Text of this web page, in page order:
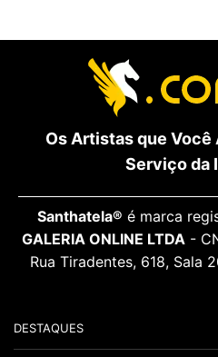
Os Artistas que Você
Serviço da
Santhatela® é marca
GALERIA ONLINE LTDA -
Rua Tiradentes, 618, Sala
DESTAQUES